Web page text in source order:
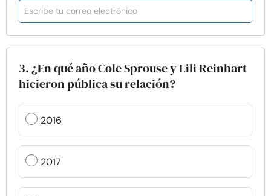
3. ¿En qué año Cole Sprouse y Lili Reinhart
hicieron pública su relación?
2016
2017